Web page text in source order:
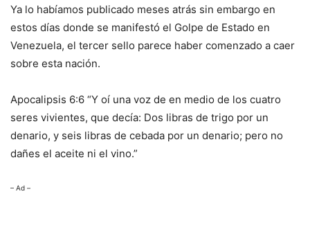
Ya lo habíamos publicado meses atrás sin embargo en
estos días donde se manifestó el Golpe de Estado en
Venezuela, el tercer sello parece haber comenzado a caer
sobre esta nación.
Apocalipsis 6:6 “Y oí una voz de en medio de los cuatro
seres vivientes, que decía: Dos libras de trigo por un
denario, y seis libras de cebada por un denario; pero no
dañes el aceite ni el vino.”
– Ad –